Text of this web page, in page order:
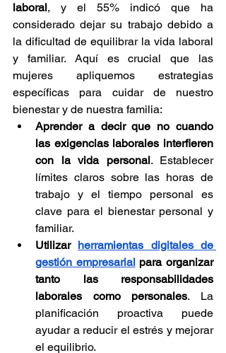
laboral, y el 55% indicó que ha
considerado dejar su trabajo debido a
la dificultad de equilibrar la vida laboral
y familiar. Aquí es crucial que las
mujeres apliquemos estrategias
específicas para cuidar de nuestro
bienestar y de nuestra familia:
Aprender a decir que no cuando
las exigencias laborales interfieren
con la vida personal. Establecer
límites claros sobre las horas de
trabajo y el tiempo personal es
clave para el bienestar personal y
familiar.
Utilizar herramientas digitales de
gestión empresarial para organizar
tanto las responsabilidades
laborales como personales. La
planificación proactiva puede
ayudar a reducir el estrés y mejorar
el equilibrio.